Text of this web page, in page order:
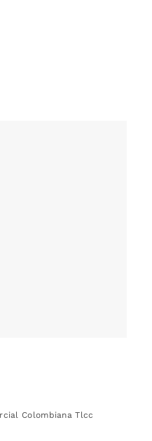
Colombiana Tlcc